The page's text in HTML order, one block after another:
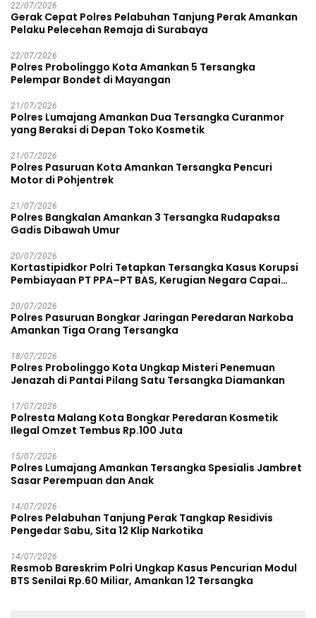
22/07/2026
Gerak Cepat Polres Pelabuhan Tanjung Perak Amankan
Pelaku Pelecehan Remaja di Surabaya
22/07/2026
Polres Probolinggo Kota Amankan 5 Tersangka
Pelempar Bondet di Mayangan
21/07/2026
Polres Lumajang Amankan Dua Tersangka Curanmor
yang Beraksi di Depan Toko Kosmetik
21/07/2026
Polres Pasuruan Kota Amankan Tersangka Pencuri
Motor di Pohjentrek
21/07/2026
Polres Bangkalan Amankan 3 Tersangka Rudapaksa
Gadis Dibawah Umur
20/07/2026
Kortastipidkor Polri Tetapkan Tersangka Kasus Korupsi
Pembiayaan PT PPA–PT BAS, Kerugian Negara Capai
20/07/2026
Polres Pasuruan Bongkar Jaringan Peredaran Narkoba
Amankan Tiga Orang Tersangka
18/07/2026
Polres Probolinggo Kota Ungkap Misteri Penemuan
Jenazah di Pantai Pilang Satu Tersangka Diamankan
17/07/2026
Polresta Malang Kota Bongkar Peredaran Kosmetik
Ilegal Omzet Tembus Rp.100 Juta
15/07/2026
Polres Lumajang Amankan Tersangka Spesialis Jambret
Sasar Perempuan dan Anak
14/07/2026
Polres Pelabuhan Tanjung Perak Tangkap Residivis
Pengedar Sabu, Sita 12 Klip Narkotika
14/07/2026
Resmob Bareskrim Polri Ungkap Kasus Pencurian Modul
BTS Senilai Rp.60 Miliar, Amankan 12 Tersangka